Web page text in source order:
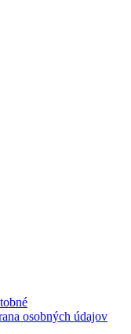
osobných údajov